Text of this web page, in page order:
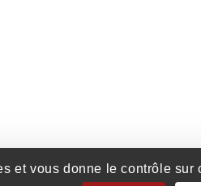
et vous donne le contrôle sur